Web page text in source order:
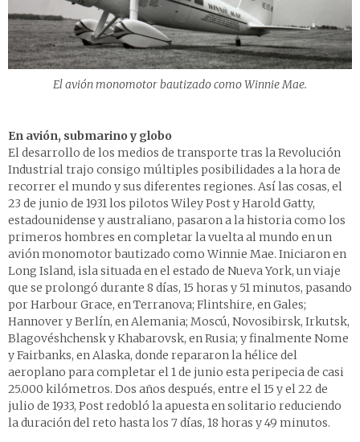
El avión monomotor bautizado como Winnie Mae.
En avión, submarino y globo
El desarrollo de los medios de transporte tras la Revolución
Industrial trajo consigo múltiples posibilidades a la hora de
recorrer el mundo y sus diferentes regiones. Así las cosas, el
23 de junio de 1931 los pilotos Wiley Post y Harold Gatty,
estadounidense y australiano, pasaron a la historia como los
primeros hombres en completar la vuelta al mundo en un
avión monomotor bautizado como Winnie Mae. Iniciaron en
Long Island, isla situada en el estado de Nueva York, un viaje
que se prolongó durante 8 días, 15 horas y 51 minutos, pasando
por Harbour Grace, en Terranova; Flintshire, en Gales;
Hannover y Berlín, en Alemania; Moscú, Novosibirsk, Irkutsk,
Blagovéshchensk y Khabarovsk, en Rusia; y finalmente Nome
y Fairbanks, en Alaska, donde repararon la hélice del
aeroplano para completar el 1 de junio esta peripecia de casi
25.000 kilómetros. Dos años después, entre el 15 y el 22 de
julio de 1933, Post redobló la apuesta en solitario reduciendo
la duración del reto hasta los 7 días, 18 horas y 49 minutos.